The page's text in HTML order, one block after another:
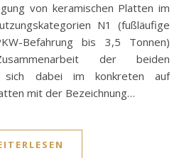
von keramischen Platten im
N1 (fußläufige
Befahrung bis 3,5 Tonnen)
der beiden
sich dabei im konkreten auf
mit der Bezeichnung…